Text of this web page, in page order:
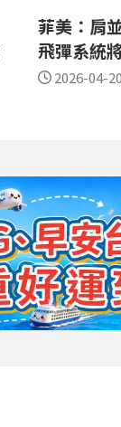
菲美：肩
飛彈系統
2026-04-